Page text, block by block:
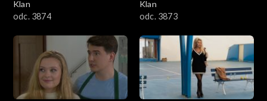
Klan
odc. 3874
Klan
odc. 3873